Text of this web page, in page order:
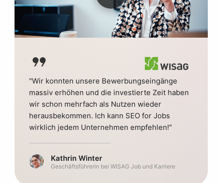
format_quote
"Wir konnten unsere Bewerbungseingänge
massiv erhöhen und die investierte Zeit haben
wir schon mehrfach als Nutzen wieder
herausbekommen. Ich kann SEO for Jobs
wirklich jedem Unternehmen empfehlen!"
Kathrin Winter
Geschäftsführerin bei WISAG Job und Karriere